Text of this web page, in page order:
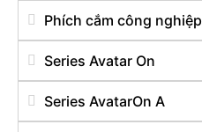
Phích cắm công nghiệp
Series Avatar On
Series AvatarOn A